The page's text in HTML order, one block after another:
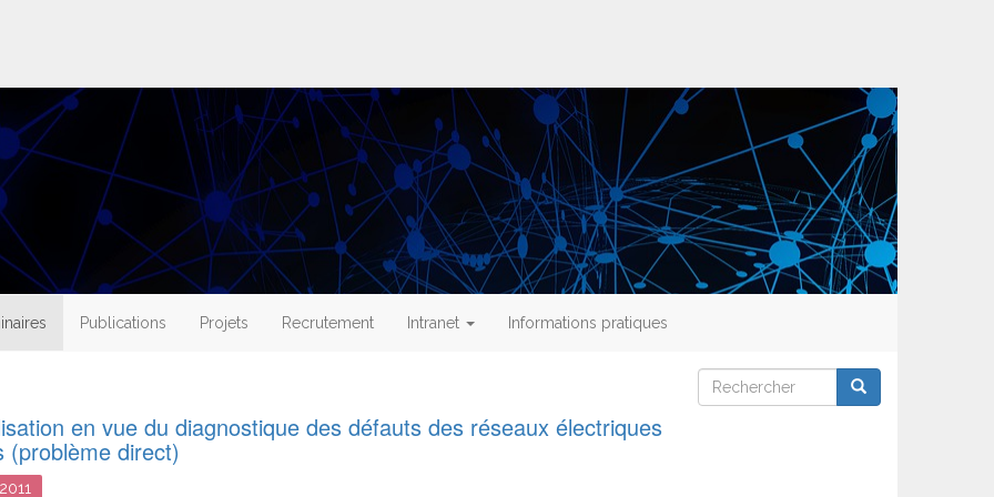
Publications Projets Recrutement Intranet Informations pratiques
en vue du diagnostique des défauts des réseaux électriques
(problème direct)
Rechercher
Rechercher Rechercher